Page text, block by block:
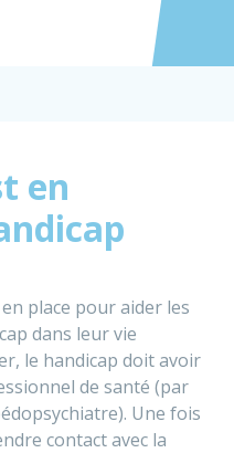
Accéder
en
place pour aider les
dans leur vie
le handicap doit avoir
de santé (par
Une fois
contact avec la